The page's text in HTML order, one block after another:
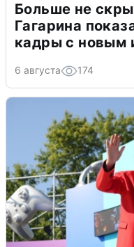
Больше не
Гагарина
кадры с новым
6 августа 174